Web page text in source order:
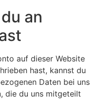
an
auf dieser Website
hast, kannst du
Daten bei uns
die du uns mitgeteilt